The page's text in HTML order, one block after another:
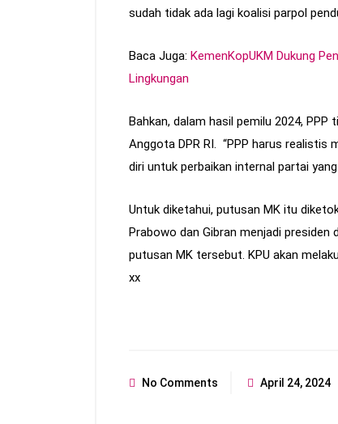
sudah tidak ada lagi koalisi parpol
Baca Juga: KemenKopUKM Dukung
Lingkungan
Bahkan, dalam hasil pemilu 2024,
Anggota DPR RI. “PPP harus realistis
diri untuk perbaikan internal partai
Untuk diketahui, putusan MK itu
Prabowo dan Gibran menjadi presiden
putusan MK tersebut. KPU akan
xx
No Comments April 24, 2024